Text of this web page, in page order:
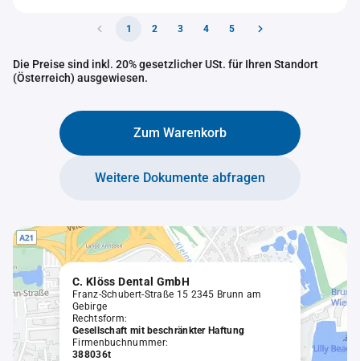
1 2 3 4 5
Die Preise sind inkl. 20% gesetzlicher USt. für Ihren Standort
(Österreich) ausgewiesen.
Zum Warenkorb
Weitere Dokumente abfragen
C. Klöss Dental GmbH
Franz-Schubert-Straße 15 2345 Brunn am
Gebirge
Rechtsform:
Gesellschaft mit beschränkter Haftung
Firmenbuchnummer:
388036t